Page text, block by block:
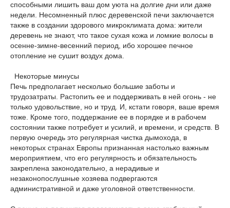
способными лишить ваш дом уюта на долгие дни или даже
недели. Несомненный плюс деревенской печи заключается
также в создании здорового микроклимата дома: жители
деревень не знают, что такое сухая кожа и ломкие волосы в
осенне-зимне-весенний период, ибо хорошее печное
отопление не сушит воздух дома.
Некоторые минусы
Печь предполагает несколько большие заботы и
трудозатраты. Растопить ее и поддерживать в ней огонь - не
только удовольствие, но и труд. И, кстати говоря, ваше время
тоже. Кроме того, поддержание ее в порядке и в рабочем
состоянии также потребует и усилий, и времени, и средств. В
первую очередь это регулярная чистка дымохода, в
некоторых странах Европы признанная настолько важным
мероприятием, что его регулярность и обязательность
закреплена законодательно, а нерадивые и
незаконопослушные хозяева подвергаются
административной и даже уголовной ответственности.